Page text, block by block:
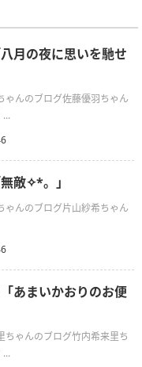
月の夜に思いを馳せ
んのブログ佐藤優羽ちゃん
敵✧︎*。」
んのブログ片山紗希ちゃん
あまいかおりのお便
ゃんのブログ竹内希来里ち